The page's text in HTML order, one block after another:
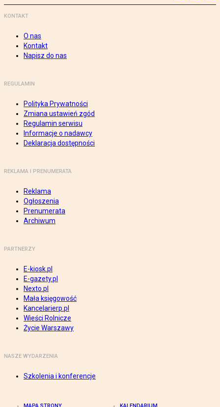
KONTAKT
O nas
Kontakt
Napisz do nas
REGULAMIN
Polityka Prywatności
Zmiana ustawień zgód
Regulamin serwisu
Informacje o nadawcy
Deklaracja dostępności
REKLAMA I PRENUMERATA
Reklama
Ogłoszenia
Prenumerata
Archiwum
PARTNERZY
E-kiosk.pl
E-gazety.pl
Nexto.pl
Mała księgowość
Kancelarierp.pl
Wieści Rolnicze
Życie Warszawy
NASZE WYDARZENIA
Szkolenia i konferencje